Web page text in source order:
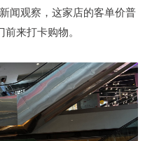
闻观察，这家店的客单价普
来打卡购物。